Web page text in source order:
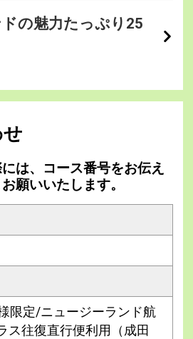
の魅力たっぷり25
は、コース番号をお伝え
願いいたします。
限定/ニュージーランド航
ス往復直行便利用（成田